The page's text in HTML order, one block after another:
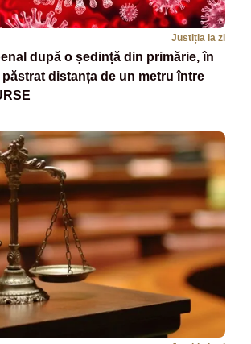
Justiția la zi
după o ședință din primărie, în
distanța de un metru între